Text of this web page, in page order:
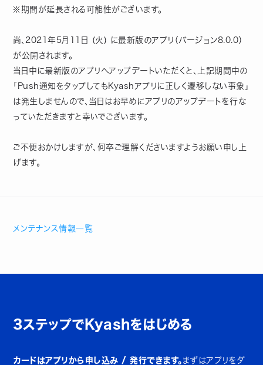
※期間が延長される可能性がございます。
尚、2021年5月11日 (火) に最新版のアプリ（バージョン8.0.0）
が公開されます。
当日中に最新版のアプリへアップデートいただくと、上記期間中の
「Push通知をタップしてもKyashアプリに正しく遷移しない事象」
は発生しませんので、当日はお早めにアプリのアップデートを行な
っていただきますと幸いでございます。
ご不便おかけしますが、何卒ご理解くださいますようお願い申し上
げます。
メンテナンス情報一覧
3ステップでKyashをはじめる
カードはアプリから申し込み / 発行できます。 まずはアプリをダ